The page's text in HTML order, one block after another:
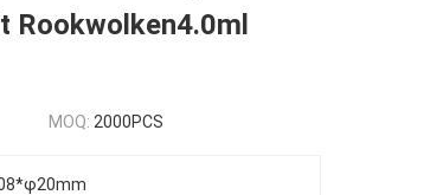
Rookwolken4.0ml
MOQ: 2000PCS